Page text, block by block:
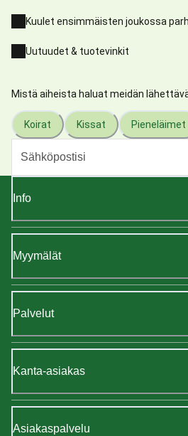
Kuulet ensimmäisten joukossa
Uutuudet & tuotevinkit
Mistä aiheista haluat meidän
Koirat Kissat Pieneläimet
Info
Myymälät
Palvelut
Kanta-asiakas
Asiakaspalvelu